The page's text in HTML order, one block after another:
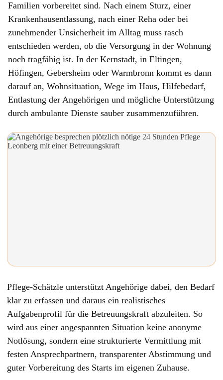
Familien vorbereitet sind. Nach einem Sturz, einer
Krankenhausentlassung, nach einer Reha oder bei
zunehmender Unsicherheit im Alltag muss rasch
entschieden werden, ob die Versorgung in der Wohnung
noch tragfähig ist. In der Kernstadt, in Eltingen,
Höfingen, Gebersheim oder Warmbronn kommt es dann
darauf an, Wohnsituation, Wege im Haus, Hilfebedarf,
Entlastung der Angehörigen und mögliche Unterstützung
durch ambulante Dienste sauber zusammenzuführen.
Pflege-Schätzle unterstützt Angehörige dabei, den Bedarf
klar zu erfassen und daraus ein realistisches
Aufgabenprofil für die Betreuungskraft abzuleiten. So
wird aus einer angespannten Situation keine anonyme
Notlösung, sondern eine strukturierte Vermittlung mit
festen Ansprechpartnern, transparenter Abstimmung und
guter Vorbereitung des Starts im eigenen Zuhause.